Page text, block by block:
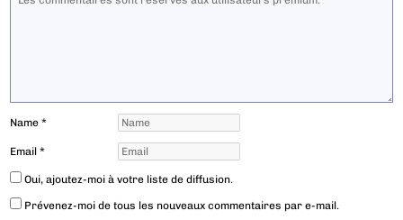
Name*
Email*
Oui, ajoutez-moi à votre liste de diffusion.
Prévenez-moi de tous les nouveaux commentaires par e-mail.